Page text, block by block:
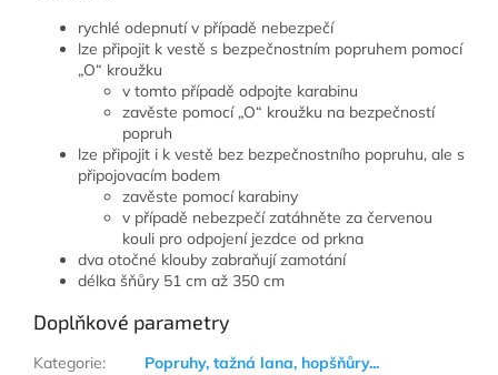
rychlé odepnutí v případě nebezpečí
lze připojit k vestě s bezpečnostním popruhem pomocí
„O“ kroužku
v tomto případě odpojte karabinu
zavěste pomocí „O“ kroužku na bezpečností
popruh
lze připojit i k vestě bez bezpečnostního popruhu, ale s
připojovacím bodem
zavěste pomocí karabiny
v případě nebezpečí zatáhněte za červenou
kouli pro odpojení jezdce od prkna
dva otočné klouby zabraňují zamotání
délka šňůry 51 cm až 350 cm
Doplňkové parametry
Kategorie: Popruhy, tažná lana, hopšňůry...